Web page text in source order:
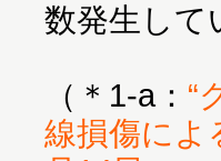
数発生して
（＊1-a： “
線損傷によ